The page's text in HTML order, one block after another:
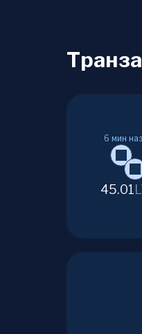
6 мин
45.01